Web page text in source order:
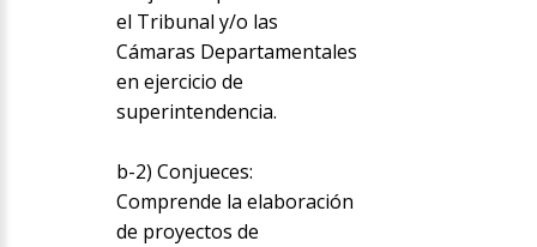
el Tribunal y/o las
Cámaras Departamentales
en ejercicio de
superintendencia.
b-2) Conjueces:
Comprende la elaboración
de proyectos de